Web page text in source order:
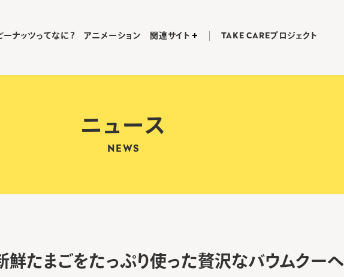
ーナッツってなに？ アニメーション 関連サイト TAKE CAREプロジェクト
ニュース
NEWS
鮮たまごをたっぷり使った贅沢なバウムクーヘ